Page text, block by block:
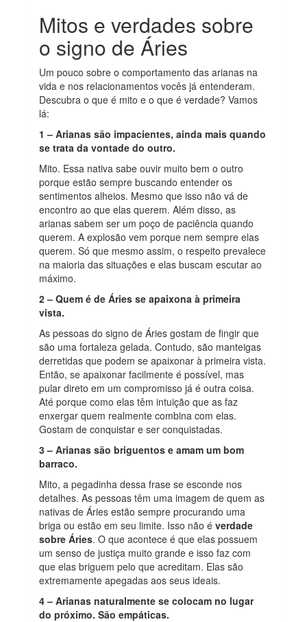
Mitos e verdades sobre
o signo de Áries
Um pouco sobre o comportamento das arianas na
vida e nos relacionamentos vocês já entenderam.
Descubra o que é mito e o que é verdade? Vamos
lá:
1 – Arianas são impacientes, ainda mais quando
se trata da vontade do outro.
Mito. Essa nativa sabe ouvir muito bem o outro
porque estão sempre buscando entender os
sentimentos alheios. Mesmo que isso não vá de
encontro ao que elas querem. Além disso, as
arianas sabem ser um poço de paciência quando
querem. A explosão vem porque nem sempre elas
querem. Só que mesmo assim, o respeito prevalece
na maioria das situações e elas buscam escutar ao
máximo.
2 – Quem é de Áries se apaixona à primeira
vista.
As pessoas do signo de Áries gostam de fingir que
são uma fortaleza gelada. Contudo, são manteigas
derretidas que podem se apaixonar à primeira vista.
Então, se apaixonar facilmente é possível, mas
pular direto em um compromisso já é outra coisa.
Até porque como elas têm intuição que as faz
enxergar quem realmente combina com elas.
Gostam de conquistar e ser conquistadas.
3 – Arianas são briguentos e amam um bom
barraco.
Mito, a pegadinha dessa frase se esconde nos
detalhes. As pessoas têm uma imagem de quem as
nativas de Áries estão sempre procurando uma
briga ou estão em seu limite. Isso não éverdade
sobre Áries. O que acontece é que elas possuem
um senso de justiça muito grande e isso faz com
que elas briguem pelo que acreditam. Elas são
extremamente apegadas aos seus ideais.
4 – Arianas naturalmente se colocam no lugar
do próximo. São empáticas.